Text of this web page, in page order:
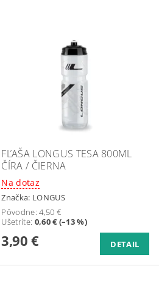
FĽAŠA LONGUS TESA 800ML
ČÍRA / ČIERNA
Na dotaz
Značka: LONGUS
Pôvodne:4,50 €
Ušetríte: 0,60 € (–13 %)
3,90 € DETAIL